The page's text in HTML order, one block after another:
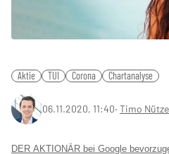
Aktie TUI Corona Chartanalyse
06.11.2020, 11:40‧ Timo
DER AKTIONÄR bei Google